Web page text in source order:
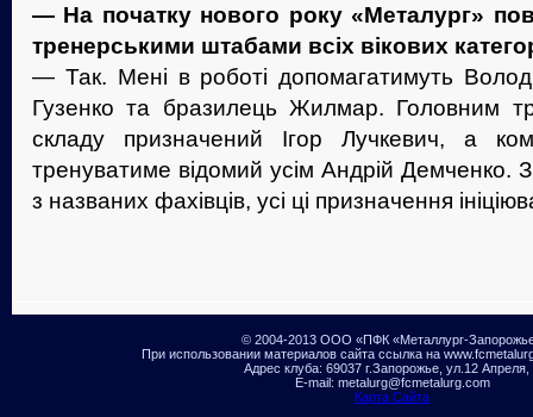
— На початку нового року «Металург»
тренерськими штабами всіх вікових
— Так. Мені в роботі допомагатимуть
Гузенко та бразилець Жилмар. Головним
складу призначений Ігор Лучкевич, а
тренуватиме відомий усім Андрій Демченко.
з названих фахівців, усі ці призначення
© 2004-2013 ООО «ПФК «Металлург-
При использовании материалов сайта ссылка на
Адрес клуба: 69037 г.Запорожье, ул.12 Апреля,
E-mail: metalurg@fcmetalurg.com
Карта Сайта